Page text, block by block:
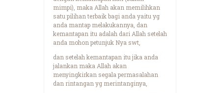
mimpi), maka Allah akan memilihkan
satu pilihan terbaik bagi anda yaitu yg
anda mantap melakukannya, dan
kemantapan itu adalah dari Allah setelah
anda mohon petunjuk Nya swt,
dan setelah kemantapan itu jika anda
jalankan maka Allah akan
menyingkirkan segala permasalahan
dan rintangan yg merintanginya,